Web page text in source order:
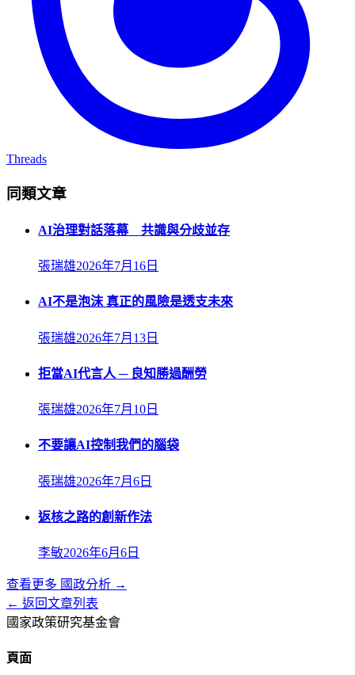
Threads
同類文章
AI治理對話落幕 共識與分歧並存
張瑞雄2026年7月16日
AI不是泡沫 真正的風險是透支未來
張瑞雄2026年7月13日
拒當AI代言人 ─ 良知勝過酬勞
張瑞雄2026年7月10日
不要讓AI控制我們的腦袋
張瑞雄2026年7月6日
返核之路的創新作法
李敏2026年6月6日
查看更多 國政分析 →
← 返回文章列表
國家政策研究基金會
頁面